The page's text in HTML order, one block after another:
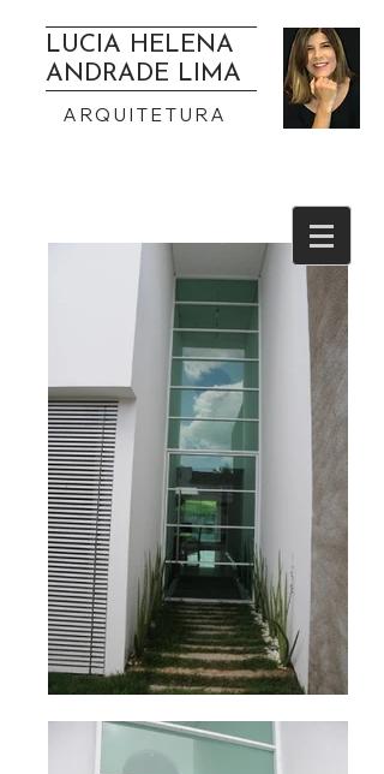
LUCIA HELENA
ANDRADE LIMA
ARQUITETURA